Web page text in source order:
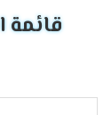
قائمة